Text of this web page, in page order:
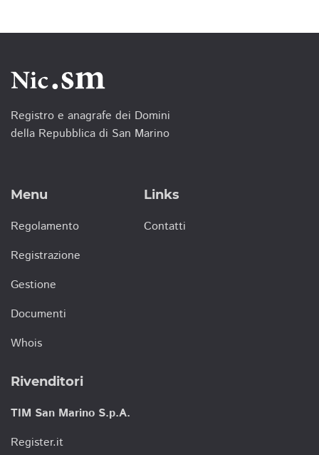
Registro e anagrafe dei Domini
della Repubblica di San Marino
Menu
Regolamento
Registrazione
Gestione
Documenti
Whois
Links
Contatti
Rivenditori
TIM San Marino S.p.A.
Register.it